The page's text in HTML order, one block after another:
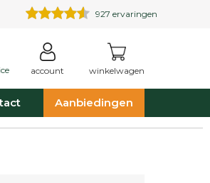
927 ervaringen
account winkelwagen
Aanbiedingen